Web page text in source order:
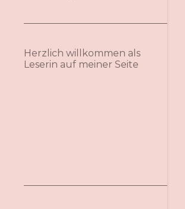
Herzlich willkommen als
Leserin auf meiner Seite